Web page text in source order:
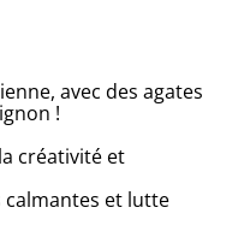
avec des agates
!
créativité et
calmantes et lutte